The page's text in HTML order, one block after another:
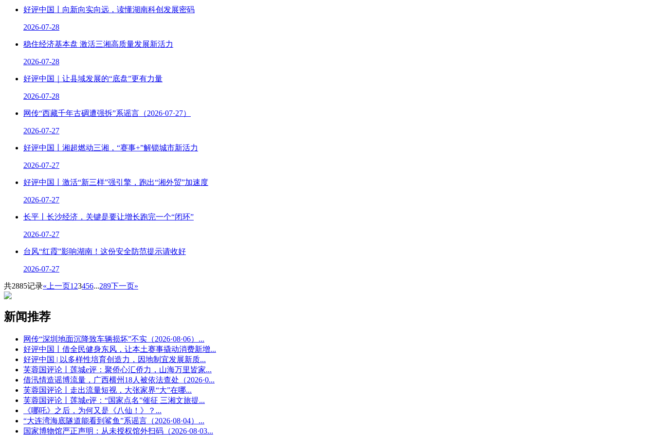
好评中国丨向新向实向远，读懂湖南科创发展密码
2026-07-28
稳住经济基本盘 激活三湘高质量发展新活力
2026-07-28
好评中国｜让县域发展的“底盘”更有力量
2026-07-28
网传“西藏千年古碉遭强拆”系谣言（2026·07·27）
2026-07-27
好评中国丨湘超燃动三湘，“赛事+”解锁城市新活力
2026-07-27
好评中国丨激活“新三样”强引擎，跑出“湘外贸”加速度
2026-07-27
长平丨长沙经济，关键是要让增长跑完一个“闭环”
2026-07-27
台风“红霞”影响湖南！这份安全防范提示请收好
2026-07-27
共2885记录«上一页1 23456...289下一页»
新闻推荐
网传“深圳地面沉降致车辆损坏”不实（2026·08·06） ...
好评中国丨借全民健身东风，让本土赛事撬动消费新增...
好评中国 | 以多样性培育创造力，因地制宜发展新质...
芙蓉国评论丨莲城e评：聚侨心汇侨力，山海万里皆家...
借汛情造谣博流量，广西横州18人被依法查处（2026·0...
芙蓉国评论丨走出流量短视，大张家界“大”在哪...
芙蓉国评论丨莲城e评：“国家点名”催征 三湘文旅提...
《哪吒》之后，为何又是《八仙！》？ ...
“大连湾海底隧道能看到鲨鱼”系谣言（2026·08·04） ...
国家博物馆严正声明：从未授权馆外扫码（2026·08·03...